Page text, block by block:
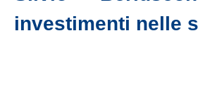
investimenti nelle